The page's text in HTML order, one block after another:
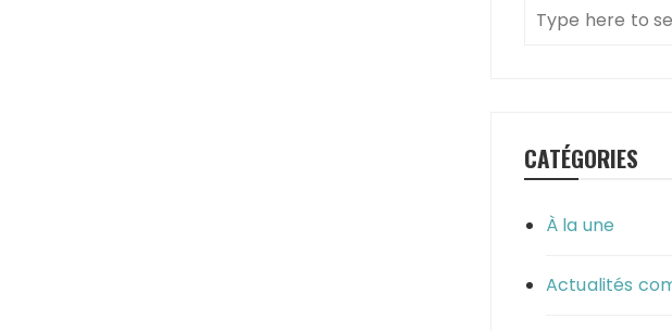
CATÉGORIES
À la une
Actualités